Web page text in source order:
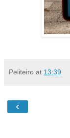
Peliteiro at 13:39
‹